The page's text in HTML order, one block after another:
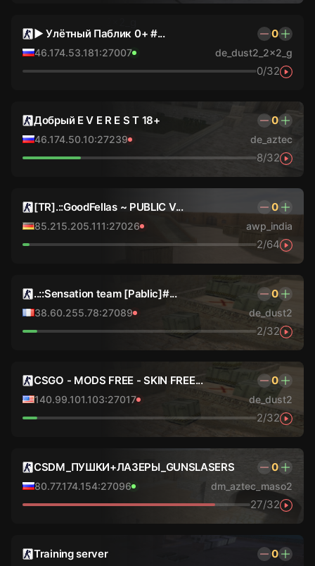
► Улётный Паблик 0+ #... 0
46.174.53.181:27007 de_dust2_2x2_g
0/32
Добрый E V E R E S T 18+ 0
46.174.50.10:27239 de_aztec
8/32
[TR].::GoodFellas ~ PUBLIC V... 0
85.215.205.111:27026 awp_india
2/64
..::Sensation team [Pablic]#... 0
38.60.255.78:27089 de_dust2
2/32
CSGO - MODS FREE - SKIN FREE... 0
140.99.101.103:27017 de_dust2
2/32
CSDM_ПУШКИ+ЛАЗЕРЫ_GUNSLASERS 0
80.77.174.154:27096 dm_aztec_maso2
27/32
Training server 0